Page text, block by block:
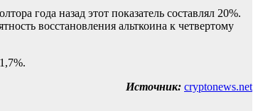
года назад этот показатель составлял 20%.
восстановления альткоина к четвертому
Источник: cryptonews.net